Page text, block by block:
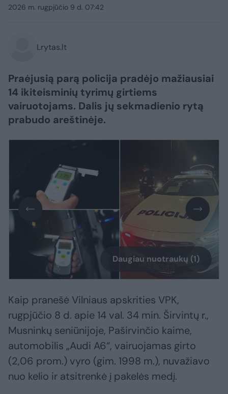
2026 m. rugpjūčio 9 d. 07:42
Lrytas.lt
Praėjusią parą policija pradėjo mažiausiai
14 ikiteisminių tyrimų girtiems
vairuotojams. Dalis jų sekmadienio rytą
prabudo areštinėje.
Daugiau nuotraukų (1)
Kaip pranešė Vilniaus apskrities VPK,
rugpjūčio 8 d. apie 14 val. 34 min. Širvintų r.,
Musninkų seniūnijoje, Paširvinčio kaime,
automobilis „Audi A6“, vairuojamas girto
(2,06 prom.) vyro (gim. 1998 m.), nuvažiavo
nuo kelio ir atsitrenkė į pakelės medį.